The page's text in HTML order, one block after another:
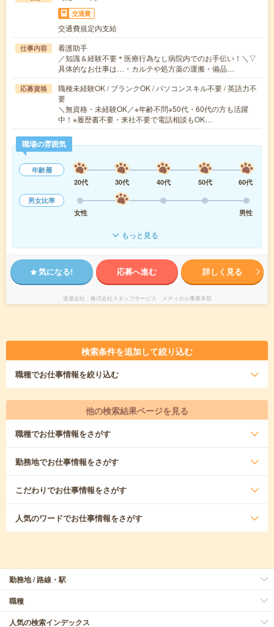
交通費
交通費規定内支給
仕事内容
看護助手
／知識＆経験不要＊医療行為なし病院内でのお手伝い！＼▽
具体的なお仕事は…・カルテや処方薬の運搬・備品…
応募資格
職種未経験OK / ブランクOK / パソコンスキル不要 / 英語力不
要
＼無資格・未経験OK／※年齢不問※50代・60代の方も活躍
中！※履歴書不要・来社不要で電話相談もOK…
職場の雰囲気
年齢層
20代
30代 40代 50代
60代
男女比率
女性
男性
もっと見る
気になる! 応募へ進む 詳しく見る
派遣会社 株式会社スタッフサービス メディカル事業本部
検索条件を追加して絞り込む
職種でお仕事情報を絞り込む
他の検索結果ページを見る
職種でお仕事情報をさがす
勤務地でお仕事情報をさがす
こだわりでお仕事情報をさがす
人気のワードでお仕事情報をさがす
勤務地 / 路線・駅
職種
人気の検索インデックス